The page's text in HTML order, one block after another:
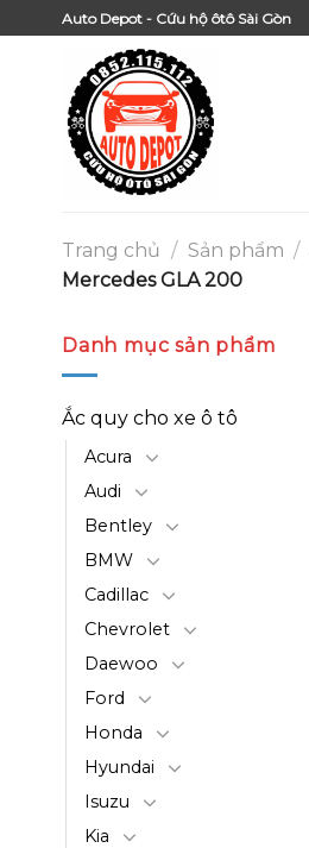
to
Auto Depot - Cứu hộ ôtô Sài Gòn
Trang chủ / Sản phẩm /
Mercedes GLA 200
Danh mục sản phẩm
Ắc quy cho xe ô tô
Acura
Audi
Bentley
BMW
Cadillac
Chevrolet
Daewoo
Ford
Honda
Hyundai
Isuzu
Kia